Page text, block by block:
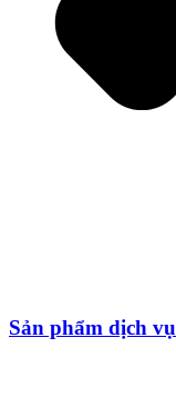
Sản phẩm dịch vụ